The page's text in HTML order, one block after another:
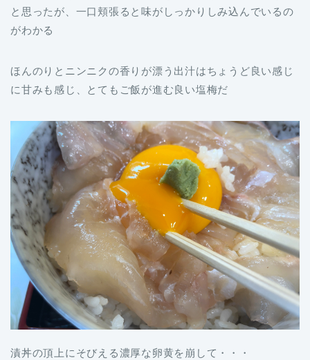
と思ったが、一口頬張ると味がしっかりしみ込んでいるの
がわかる
ほんのりとニンニクの香りが漂う出汁はちょうど良い感じ
に甘みも感じ、とてもご飯が進む良い塩梅だ
漬丼の頂上にそびえる濃厚な卵黄を崩して・・・